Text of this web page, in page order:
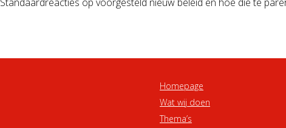
Homepage
Wat wij doen
Thema’s